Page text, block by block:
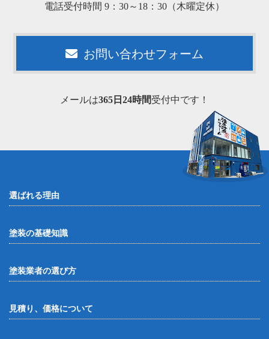
電話受付時間 9：30～18：30（木曜定休）
お問い合わせフォーム
メールは365日24時間受付中です！
選ばれる理由
塗装の基礎知識
塗装業者の選び方
見積り、価格について